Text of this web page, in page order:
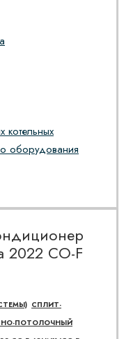
оборудования
2022 CO-F
СПЛИТ-
ПОТОЛОЧНЫЙ